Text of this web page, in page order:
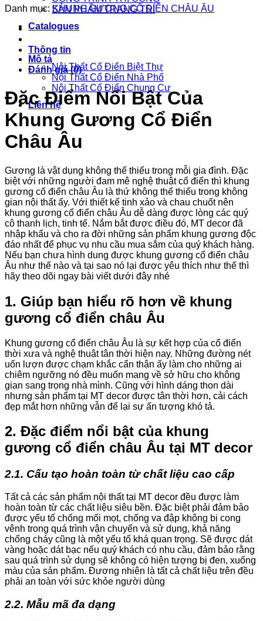
SẢN PHẨM TRANG TRÍ
Catalogues
Thông tin
Nội Thất Cổ Điển Biệt Thự
Nội Thất Cổ Điển Nhà Phố
Nội Thất Cổ Điển Chung Cư
Liên hệ
Danh mục: KHUNG GƯƠNG CỔ ĐIỂN CHÂU ÂU
Mô tả
Đánh giá (0)
Đăc Điểm Nổi Bật Của
Khung Gương Cổ Điển
Châu Âu
Gương là vật dụng không thể thiếu trong mỗi gia đình. Đặc
biệt với những người đam mê nghệ thuật cổ điển thì khung
gương cổ điển châu Âu là thứ không thể thiếu trong không
gian nội thất ấy. Với thiết kế tinh xảo và chau chuốt nên
khung gương cổ điển châu Âu dễ dàng được lòng các quý
cô thanh lịch, tinh tế. Nắm bắt được điều đó, MT decor đã
nhập khẩu và cho ra đời những sản phẩm khung gương độc
đáo nhất để phục vụ nhu cầu mua sắm của quý khách hàng.
Nếu bạn chưa hình dung được khung gương cổ điển châu
Âu như thế nào và tại sao nó lại được yêu thích như thế thì
hãy theo dõi ngay bài viết dưới đây nhé
1. Giúp bạn hiểu rõ hơn về khung
gương cổ điển châu Âu
Khung gương cổ điển châu Âu là sự kết hợp của cổ điển
thời xưa và nghệ thuật tân thời hiện nay. Những đường nét
uốn lượn được chạm khắc cẩn thận ấy làm cho những ai
chiêm ngưỡng nó đều muốn mang về sở hữu cho không
gian sang trọng nhà mình. Cũng với hình dáng thon dài
nhưng sản phẩm tại MT decor được tân thời hơn, cải cách
đẹp mắt hơn những vẫn để lại sự ấn tượng khó tả.
2. Đặc điểm nổi bật của khung
gương cổ điển châu Âu tại MT decor
2.1. Cấu tạo hoàn toàn từ chất liệu cao cấp
Tất cả các sản phẩm nội thất tại MT decor đều được làm
hoàn toàn từ các chất liệu siêu bền. Đặc biệt phải đảm bảo
được yếu tố chống mối mọt, chống va đập không bị cong
vênh trong quá trình vận chuyển và sử dụng, khả năng
chống cháy cũng là một yếu tố khá quan trọng. Sẽ được dát
vàng hoặc dát bạc nếu quý khách có nhu cầu, đảm bảo rằng
sau quá trình sử dụng sẽ không có hiện tượng bị đen, xuống
màu của sản phẩm. Đương nhiên là tất cả chất liệu trên đều
phải an toàn với sức khỏe người dùng
2.2. Mẫu mã đa dạng